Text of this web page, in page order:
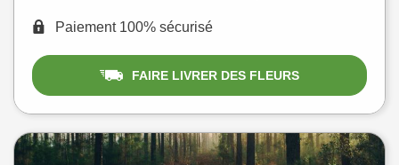
Paiement 100% sécurisé
FAIRE LIVRER DES FLEURS